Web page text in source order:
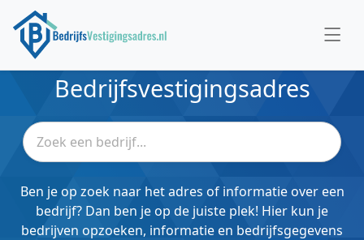
Bedrijfsvestigingsadres
Ben je op zoek naar het adres of informatie over een
bedrijf? Dan ben je op de juiste plek! Hier kun je
bedrijven opzoeken, informatie en bedrijfsgegevens